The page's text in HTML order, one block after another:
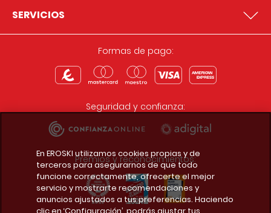
SERVICIOS
Formas de pago:
Seguridad y confianza:
Premios y reconocimientos:
En EROSKI utilizamos cookies propias y de
terceros para asegurarnos de que todo
funcione correctamente, ofrecerte el mejor
servicio y mostrarte recomendaciones y
anuncios ajustados a tus preferencias. Haciendo
clic en ‘Configuración’, podrás ajustar tus